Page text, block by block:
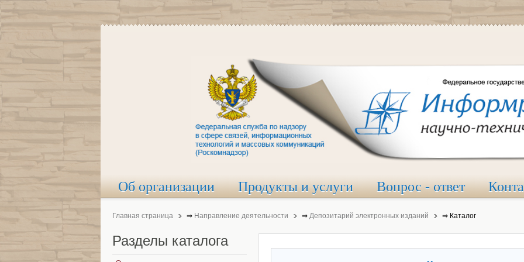
Об организации Продукты и услуги Вопрос - ответ
Главная страница ⇒ Направление деятельности ⇒ Депозитарий электронных изданий ⇒ Каталог
Разделы каталога